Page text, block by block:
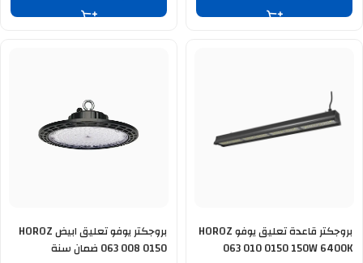
بروجكتر قاعدة تعليق يوفو HOROZ
063 010 0150 150W 6400K
بروجكتر يوفو تعليق ابيض HOROZ
063 008 0150 ضمان سنة